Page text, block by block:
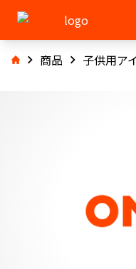
商品 子供用ア